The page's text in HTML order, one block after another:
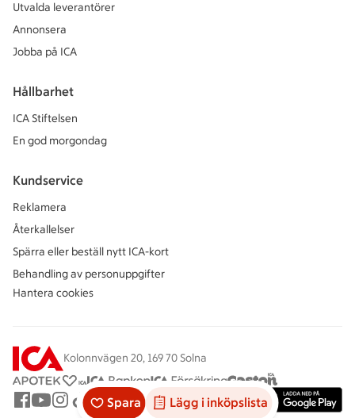
Spara Lägg i inköpslista
Utvalda leverantörer
Annonsera
Jobba på ICA
Hållbarhet
ICA Stiftelsen
En god morgondag
Kundservice
Reklamera
Återkallelser
Spärra eller beställ nytt ICA-kort
Behandling av personuppgifter
Hantera cookies
Kolonnvägen 20, 169 70 Solna